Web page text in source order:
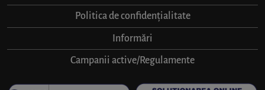
Politica de confidențialitate
Informări
Campanii active/Regulamente